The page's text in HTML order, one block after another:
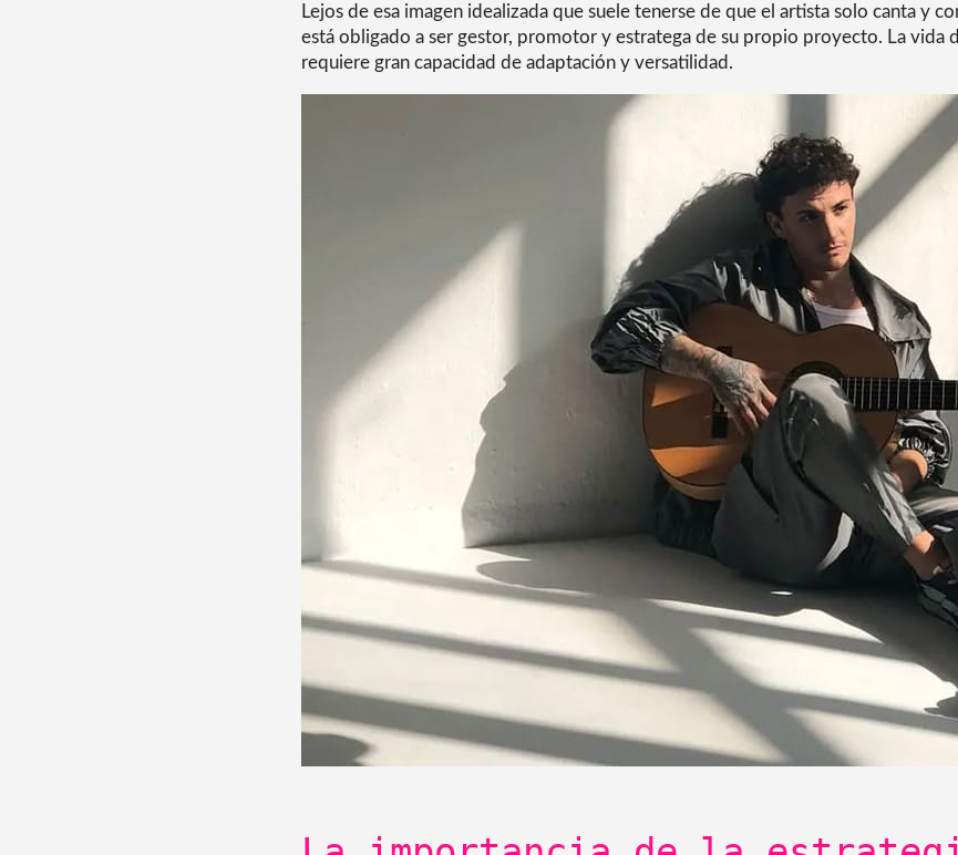
Lejos de esa imagen idealizada que suele tenerse de que el artista solo canta y
está obligado a ser gestor, promotor y estratega de su propio proyecto. La vida
requiere gran capacidad de adaptación y versatilidad.